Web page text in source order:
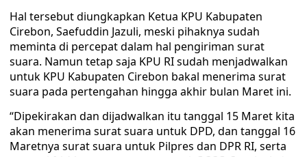
Hal tersebut diungkapkan Ketua KPU Kabupaten
Cirebon, Saefuddin Jazuli, meski pihaknya sudah
meminta di percepat dalam hal pengiriman surat
suara. Namun tetap saja KPU RI sudah menjadwalkan
untuk KPU Kabupaten Cirebon bakal menerima surat
suara pada pertengahan hingga akhir bulan Maret ini.
“Dipekirakan dan dijadwalkan itu tanggal 15 Maret kita
akan menerima surat suara untuk DPD, dan tanggal 16
Maretnya surat suara untuk Pilpres dan DPR RI, serta